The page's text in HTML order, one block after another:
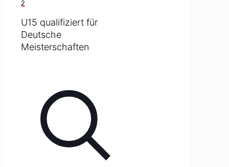
2
U15 qualifiziert für
Deutsche
Meisterschaften